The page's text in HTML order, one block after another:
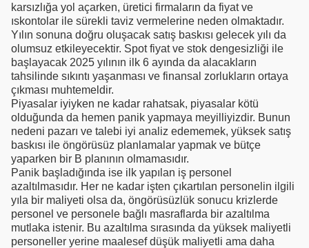
karsızlığa yol açarken, üretici firmaların da fiyat ve
ıskontolar ile sürekli taviz vermelerine neden olmaktadır.
Yılın sonuna doğru oluşacak satış baskısı gelecek yılı da
olumsuz etkileyecektir. Spot fiyat ve stok dengesizliği ile
başlayacak 2025 yılının ilk 6 ayında da alacakların
tahsilinde sıkıntı yaşanması ve finansal zorlukların ortaya
çıkması muhtemeldir.
Piyasalar iyiyken ne kadar rahatsak, piyasalar kötü
olduğunda da hemen panik yapmaya meyilliyizdir. Bunun
nedeni pazarı ve talebi iyi analiz edememek, yüksek satış
baskısı ile öngörüsüz planlamalar yapmak ve bütçe
yaparken bir B planının olmamasıdır.
Panik başladığında ise ilk yapılan iş personel
azaltılmasıdır. Her ne kadar işten çıkartılan personelin ilgili
yıla bir maliyeti olsa da, öngörüsüzlük sonucu krizlerde
personel ve personele bağlı masraflarda bir azaltılma
mutlaka istenir. Bu azaltılma sırasında da yüksek maliyetli
personeller yerine maalesef düşük maliyetli ama daha